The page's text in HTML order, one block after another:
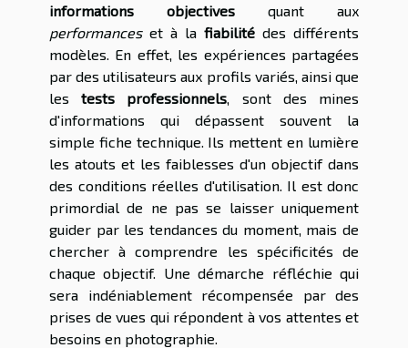
informations objectives quant aux
performanceset à la fiabilité des différents
modèles. En effet, les expériences partagées
par des utilisateurs aux profils variés, ainsi que
lestests professionnels , sont des mines
d'informations qui dépassent souvent la
simple fiche technique. Ils mettent en lumière
les atouts et les faiblesses d'un objectif dans
des conditions réelles d'utilisation. Il est donc
primordial de ne pas se laisser uniquement
guider par les tendances du moment, mais de
chercher à comprendre les spécificités de
chaque objectif. Une démarche réfléchie qui
sera indéniablement récompensée par des
prises de vues qui répondent à vos attentes et
besoins en photographie.